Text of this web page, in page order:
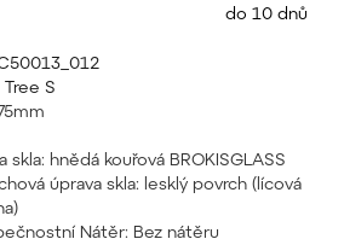
do 10 dnů
Tree S
skla: hnědá kouřová BROKISGLASS
úprava skla: lesklý povrch (lícová
Nátěr: Bez nátěru